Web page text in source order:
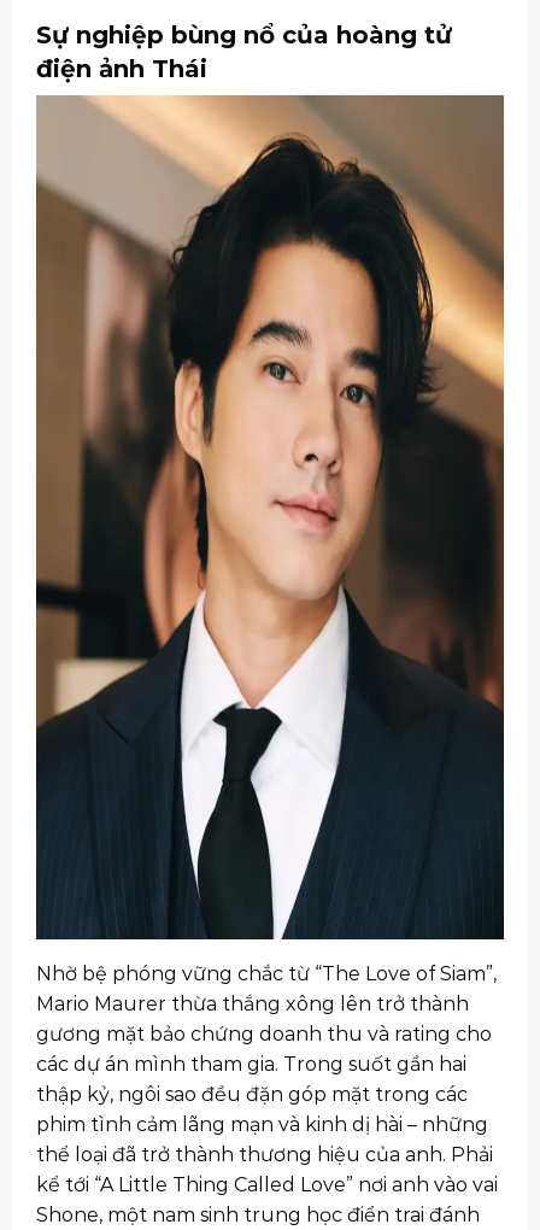
Sự nghiệp bùng nổ của hoàng tử
điện ảnh Thái
Nhờ bệ phóng vững chắc từ “The Love of Siam”,
Mario Maurer thừa thắng xông lên trở thành
gương mặt bảo chứng doanh thu và rating cho
các dự án mình tham gia. Trong suốt gần hai
thập kỷ, ngôi sao đều đặn góp mặt trong các
phim tình cảm lãng mạn và kinh dị hài – những
thể loại đã trở thành thương hiệu của anh. Phải
kể tới “A Little Thing Called Love” nơi anh vào vai
Shone, một nam sinh trung học điển trai đánh